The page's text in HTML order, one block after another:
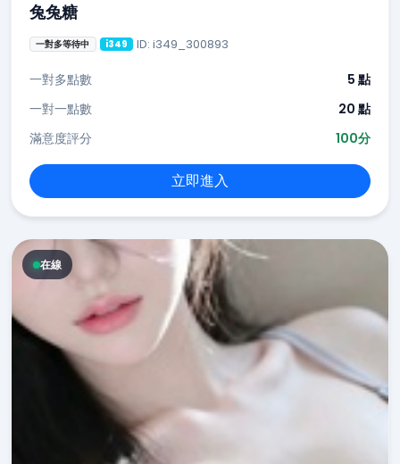
兔兔糖
一對多等待中 i349 ID: i349_300893
一對多點數
5 點
一對一點數
20 點
滿意度評分
100分
立即進入
在線